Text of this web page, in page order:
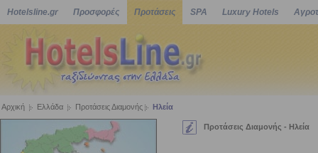
Hotelsline.gr Προσφορές Προτάσεις SPA Luxury Hotels
Αρχική Ελλάδα Προτάσεις Διαμονής Ηλεία
Προτάσεις Διαμονής - Ηλεία